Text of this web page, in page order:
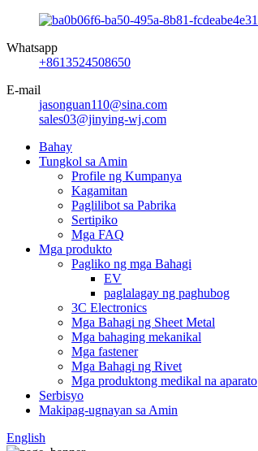
Whatsapp
+8613524508650
E-mail
jasonguan110@sina.com
sales03@jinying-wj.com
Bahay
Tungkol sa Amin
Profile ng Kumpanya
Kagamitan
Paglilibot sa Pabrika
Sertipiko
Mga FAQ
Mga produkto
Pagliko ng mga Bahagi
EV
paglalagay ng paghubog
3C Electronics
Mga Bahagi ng Sheet Metal
Mga bahaging mekanikal
Mga fastener
Mga Bahagi ng Rivet
Mga produktong medikal na aparato
Serbisyo
Makipag-ugnayan sa Amin
English